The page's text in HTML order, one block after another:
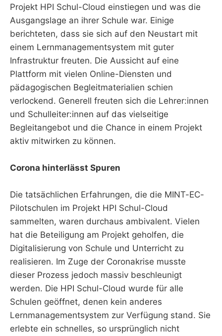
Projekt HPI Schul-Cloud einstiegen und was die
Ausgangslage an ihrer Schule war. Einige
berichteten, dass sie sich auf den Neustart mit
einem Lernmanagementsystem mit guter
Infrastruktur freuten. Die Aussicht auf eine
Plattform mit vielen Online-Diensten und
pädagogischen Begleitmaterialien schien
verlockend. Generell freuten sich die Lehrer:innen
und Schulleiter:innen auf das vielseitige
Begleitangebot und die Chance in einem Projekt
aktiv mitwirken zu können.
Corona hinterlässt Spuren
Die tatsächlichen Erfahrungen, die die MINT-EC-
Pilotschulen im Projekt HPI Schul-Cloud
sammelten, waren durchaus ambivalent. Vielen
hat die Beteiligung am Projekt geholfen, die
Digitalisierung von Schule und Unterricht zu
realisieren. Im Zuge der Coronakrise musste
dieser Prozess jedoch massiv beschleunigt
werden. Die HPI Schul-Cloud wurde für alle
Schulen geöffnet, denen kein anderes
Lernmanagementsystem zur Verfügung stand. Sie
erlebte ein schnelles, so ursprünglich nicht